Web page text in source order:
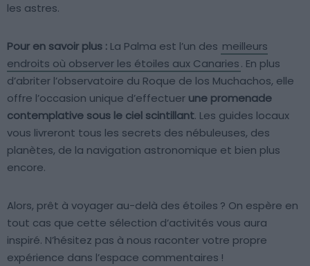
les astres.
Pour en savoir plus : La Palma est l’un des meilleurs
endroits où observer les étoiles aux Canaries. En plus
d’abriter l’observatoire du Roque de los Muchachos, elle
offre l’occasion unique d’effectuer une promenade
contemplative sous le ciel scintillant. Les guides locaux
vous livreront tous les secrets des nébuleuses, des
planètes, de la navigation astronomique et bien plus
encore.
Alors, prêt à voyager au-delà des étoiles ? On espère en
tout cas que cette sélection d’activités vous aura
inspiré. N’hésitez pas à nous raconter votre propre
expérience dans l’espace commentaires !